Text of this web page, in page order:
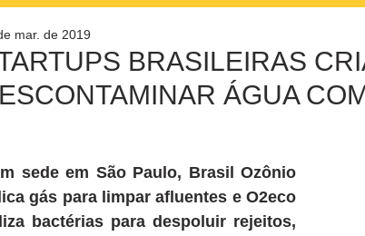
BRASILEIRAS
ÁGUA
mar. de 2019
sede em São Paulo, Brasil Ozônio
gás para limpar afluentes e O2eco
bactérias para despoluir rejeitos,